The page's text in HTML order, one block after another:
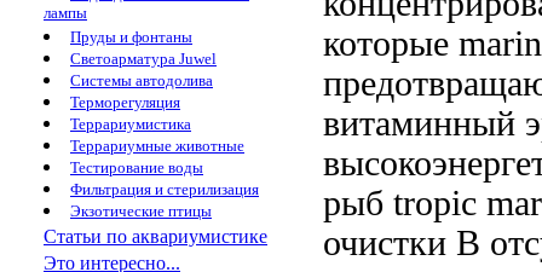
лампы
Пруды и фонтаны
Светоарматура Juwel
Системы автодолива
Терморегуляция
Террариумистика
Террариумные животные
Тестирование воды
Фильтрация и стерилизация
Экзотические птицы
Статьи по аквариумистике
Это интересно...
которые
витаминный
рыб tropic
очистки В